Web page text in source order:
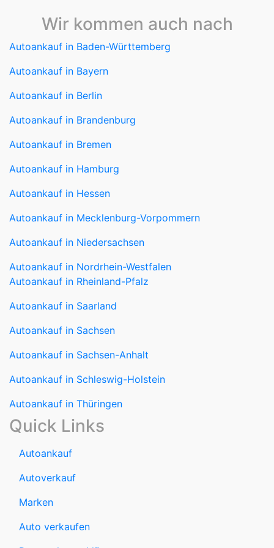
Wir kommen auch nach
Autoankauf in Baden-Württemberg
Autoankauf in Bayern
Autoankauf in Berlin
Autoankauf in Brandenburg
Autoankauf in Bremen
Autoankauf in Hamburg
Autoankauf in Hessen
Autoankauf in Mecklenburg-Vorpommern
Autoankauf in Niedersachsen
Autoankauf in Nordrhein-Westfalen
Autoankauf in Rheinland-Pfalz
Autoankauf in Saarland
Autoankauf in Sachsen
Autoankauf in Sachsen-Anhalt
Autoankauf in Schleswig-Holstein
Autoankauf in Thüringen
Quick Links
Autoankauf
Autoverkauf
Marken
Auto verkaufen